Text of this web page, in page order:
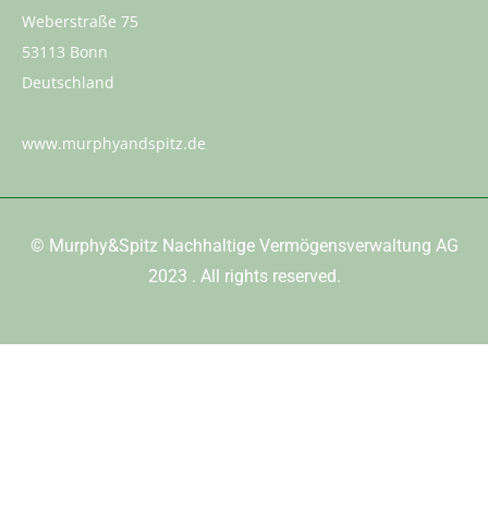
Weberstraße 75
53113 Bonn
Deutschland
www.murphyandspitz.de
© Murphy&Spitz Nachhaltige Vermögensverwaltung AG
2023 . All rights reserved.